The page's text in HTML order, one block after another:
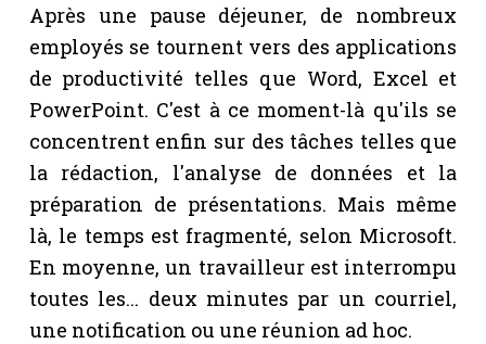
Après une pause déjeuner, de nombreux
employés se tournent vers des applications
de productivité telles que Word, Excel et
PowerPoint. C'est à ce moment-là qu'ils se
concentrent enfin sur des tâches telles que
la rédaction, l'analyse de données et la
préparation de présentations. Mais même
là, le temps est fragmenté, selon Microsoft.
En moyenne, un travailleur est interrompu
toutes les... deux minutes par un courriel,
une notification ou une réunion ad hoc.